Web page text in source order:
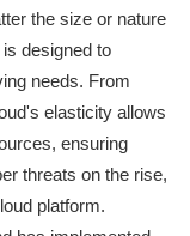
the size or nature
designed to
needs. From
elasticity allows
ensuring
threats on the rise,
platform.